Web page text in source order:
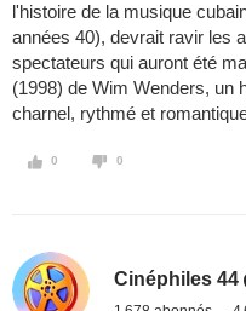
l'histoire de la musique
années 40), devrait ravir les
spectateurs qui auront été
(1998) de Wim Wenders, un
charnel, rythmé et
0 0
Cinéphiles 44